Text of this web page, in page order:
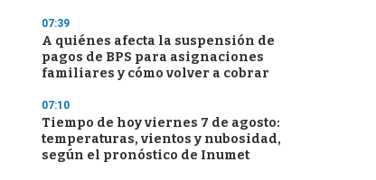
07:39
A quiénes afecta la suspensión de
pagos de BPS para asignaciones
familiares y cómo volver a cobrar
07:10
Tiempo de hoy viernes 7 de agosto:
temperaturas, vientos y nubosidad,
según el pronóstico de Inumet